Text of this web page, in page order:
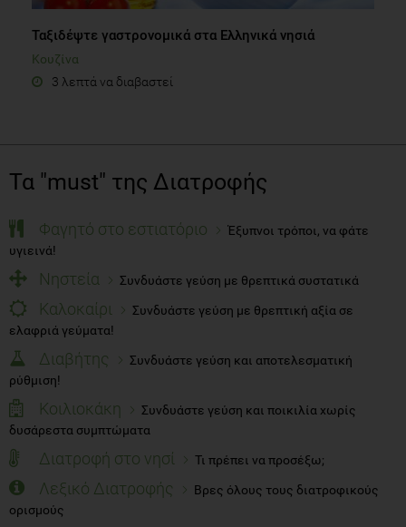
Ταξιδέψτε γαστρονομικά στα Ελληνικά νησιά
Κουζίνα
3 λεπτά να διαβαστεί
Τα "must" της Διατροφής
Φαγητό στο εστιατόριο
Έξυπνοι τρόποι, να φάτε
υγιεινά!
Νηστεία Συνδυάστε γεύση με θρεπτικά συστατικά
Καλοκαίρι
Συνδυάστε γεύση με θρεπτική αξία σε
ελαφριά γεύματα!
Διαβήτης
Συνδυάστε γεύση και αποτελεσματική
ρύθμιση!
Κοιλιοκάκη
Συνδυάστε γεύση και ποικιλία χωρίς
δυσάρεστα συμπτώματα
Διατροφή στο νησί Τι πρέπει να προσέξω;
Λεξικό Διατροφής
Βρες όλους τους διατροφικούς
ορισμούς